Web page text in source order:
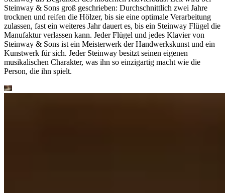
Steinway ⁠&⁠ Sons groß geschrieben: Durchschnittlich zwei Jahre
trocknen und reifen die Hölzer, bis sie eine optimale Verarbeitung
zulassen, fast ein weiteres Jahr dauert es, bis ein Steinway Flügel die
Manufaktur verlassen kann. Jeder Flügel und jedes Klavier von
Steinway ⁠&⁠ Sons ist ein Meisterwerk der Handwerkskunst und ein
Kunstwerk für sich. Jeder Steinway besitzt seinen eigenen
musikalischen Charakter, was ihn so einzigartig macht wie die
Person, die ihn spielt.